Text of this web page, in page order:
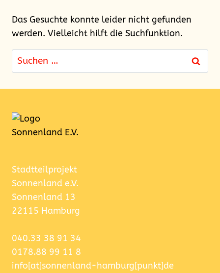
Das Gesuchte konnte leider nicht gefunden
werden. Vielleicht hilft die Suchfunktion.
Suchen
nach:
Stadtteilprojekt
Sonnenland e.V.
Sonnenland 13
22115 Hamburg
040.33 38 91 34
0178.88 99 11 8
info[at]sonnenland-hamburg[punkt]de